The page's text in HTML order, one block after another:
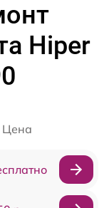
Hiper
Цена